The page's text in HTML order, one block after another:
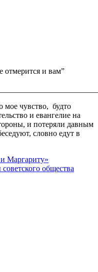
и вам”
мое чувство, будто
и евангелие на
и потеряли давным
словно едут в
Маргариту»
общества